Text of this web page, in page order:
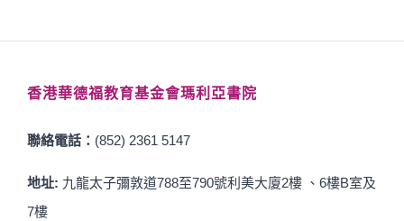
香港華德福教育基金會瑪利亞書院
聯絡電話： (852) 2361 5147
地址: 九龍太子彌敦道788至790號利美大廈2樓 、6樓B室及
7樓